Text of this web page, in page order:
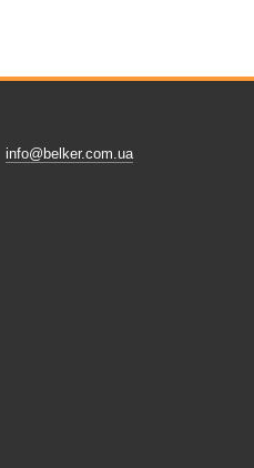
info@belker.com.ua